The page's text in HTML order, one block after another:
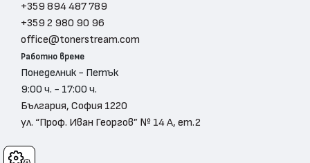
Cookies
+359 894 487 789
+359 2 980 90 96
office@tonerstream.com
Работно време
Понеделник - Петък
9:00 ч. - 17:00 ч.
България, София 1220
ул. “Проф. Иван Георгов” № 14 А, ет.2